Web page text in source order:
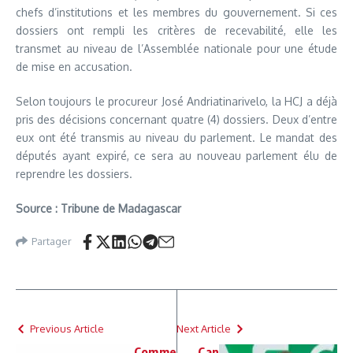
chefs d’institutions et les membres du gouvernement. Si ces
dossiers ont rempli les critères de recevabilité, elle les
transmet au niveau de l’Assemblée nationale pour une étude
de mise en accusation.
Selon toujours le procureur José Andriatinarivelo, la HCJ a déjà
pris des décisions concernant quatre (4) dossiers. Deux d’entre
eux ont été transmis au niveau du parlement. Le mandat des
députés ayant expiré, ce sera au nouveau parlement élu de
reprendre les dossiers.
Source : Tribune de Madagascar
Partager
Previous Article Next Article